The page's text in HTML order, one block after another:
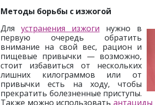
Методы борьбы с изжогой
Для устранения изжоги нужно в
первую очередь обратить
внимание на свой вес, рацион и
пищевые привычки — возможно,
стоит избавиться от нескольких
лишних килограммов или от
привычки есть на ходу, чтобы
прекратить болезненные приступы.
Также можно использовать антациды